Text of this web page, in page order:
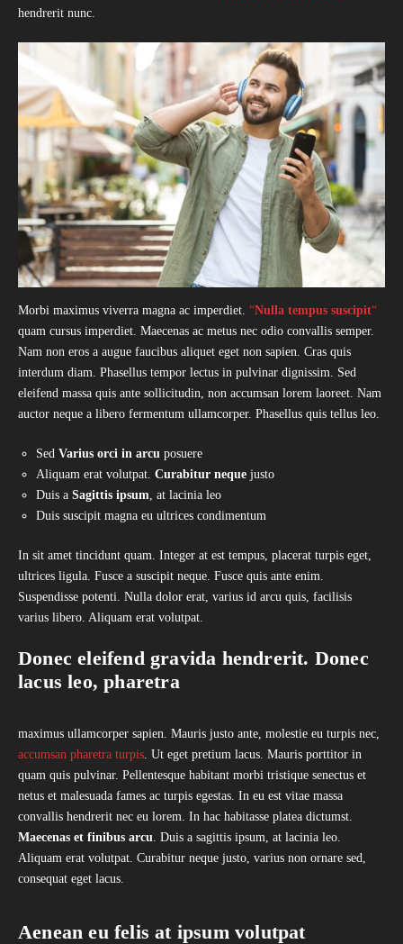
hendrerit nunc.
Morbi maximus viverra magna ac imperdiet. “Nulla tempus suscipit“
quam cursus imperdiet. Maecenas ac metus nec odio convallis semper.
Nam non eros a augue faucibus aliquet eget non sapien. Cras quis
interdum diam. Phasellus tempor lectus in pulvinar dignissim. Sed
eleifend massa quis ante sollicitudin, non accumsan lorem laoreet. Nam
auctor neque a libero fermentum ullamcorper. Phasellus quis tellus leo.
Sed Varius orci in arcu posuere
Aliquam erat volutpat. Curabitur neque justo
Duis a Sagittis ipsum , at lacinia leo
Duis suscipit magna eu ultrices condimentum
In sit amet tincidunt quam. Integer at est tempus, placerat turpis eget,
ultrices ligula. Fusce a suscipit neque. Fusce quis ante enim.
Suspendisse potenti. Nulla dolor erat, varius id arcu quis, facilisis
varius libero. Aliquam erat volutpat.
Donec eleifend gravida hendrerit. Donec
lacus leo, pharetra
maximus ullamcorper sapien. Mauris justo ante, molestie eu turpis nec,
accumsan pharetra turpis . Ut eget pretium lacus. Mauris porttitor in
quam quis pulvinar. Pellentesque habitant morbi tristique senectus et
netus et malesuada fames ac turpis egestas. In eu est vitae massa
convallis hendrerit nec eu lorem. In hac habitasse platea dictumst.
Maecenas et finibus arcu . Duis a sagittis ipsum, at lacinia leo.
Aliquam erat volutpat. Curabitur neque justo, varius non ornare sed,
consequat eget lacus.
Aenean eu felis at ipsum volutpat